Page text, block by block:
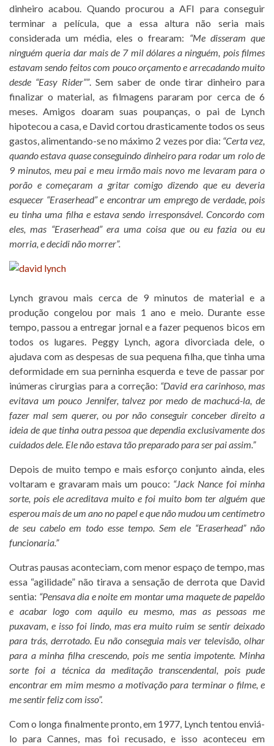
dinheiro acabou. Quando procurou a AFI para conseguir
terminar a película, que a essa altura não seria mais
considerada um média, eles o frearam: “Me disseram que
ninguém queria dar mais de 7 mil dólares a ninguém, pois filmes
estavam sendo feitos com pouco orçamento e arrecadando muito
desde “Easy Rider””. Sem saber de onde tirar dinheiro para
finalizar o material, as filmagens pararam por cerca de 6
meses. Amigos doaram suas poupanças, o pai de Lynch
hipotecou a casa, e David cortou drasticamente todos os seus
gastos, alimentando-se no máximo 2 vezes por dia: “Certa vez,
quando estava quase conseguindo dinheiro para rodar um rolo de
9 minutos, meu pai e meu irmão mais novo me levaram para o
porão e começaram a gritar comigo dizendo que eu deveria
esquecer “Eraserhead” e encontrar um emprego de verdade, pois
eu tinha uma filha e estava sendo irresponsável. Concordo com
eles, mas “Eraserhead” era uma coisa que ou eu fazia ou eu
morria, e decidi não morrer”.
Lynch gravou mais cerca de 9 minutos de material e a
produção congelou por mais 1 ano e meio. Durante esse
tempo, passou a entregar jornal e a fazer pequenos bicos em
todos os lugares. Peggy Lynch, agora divorciada dele, o
ajudava com as despesas de sua pequena filha, que tinha uma
deformidade em sua perninha esquerda e teve de passar por
inúmeras cirurgias para a correção: “David era carinhoso, mas
evitava um pouco Jennifer, talvez por medo de machucá-la, de
fazer mal sem querer, ou por não conseguir conceber direito a
ideia de que tinha outra pessoa que dependia exclusivamente dos
cuidados dele. Ele não estava tão preparado para ser pai assim.”
Depois de muito tempo e mais esforço conjunto ainda, eles
voltaram e gravaram mais um pouco: “Jack Nance foi minha
sorte, pois ele acreditava muito e foi muito bom ter alguém que
esperou mais de um ano no papel e que não mudou um centímetro
de seu cabelo em todo esse tempo. Sem ele “Eraserhead” não
funcionaria.”
Outras pausas aconteciam, com menor espaço de tempo, mas
essa “agilidade” não tirava a sensação de derrota que David
sentia: “Pensava dia e noite em montar uma maquete de papelão
e acabar logo com aquilo eu mesmo, mas as pessoas me
puxavam, e isso foi lindo, mas era muito ruim se sentir deixado
para trás, derrotado. Eu não conseguia mais ver televisão, olhar
para a minha filha crescendo, pois me sentia impotente. Minha
sorte foi a técnica da meditação transcendental, pois pude
encontrar em mim mesmo a motivação para terminar o filme, e
me sentir feliz com isso”.
Com o longa finalmente pronto, em 1977, Lynch tentou enviá-
lo para Cannes, mas foi recusado, e isso aconteceu em